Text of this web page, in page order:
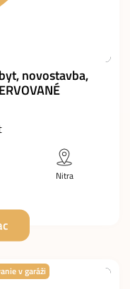
novostavba,
Nitra
v garáži